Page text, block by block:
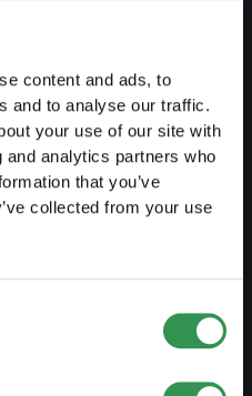
content and ads, to
and to analyse our traffic.
your use of our site with
analytics partners who
that you’ve
collected from your use